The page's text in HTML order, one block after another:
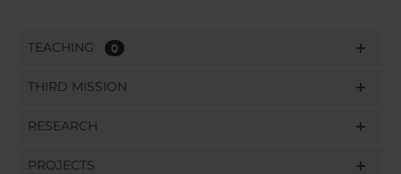
TEACHING 0
THIRD MISSION
RESEARCH
PROJECTS